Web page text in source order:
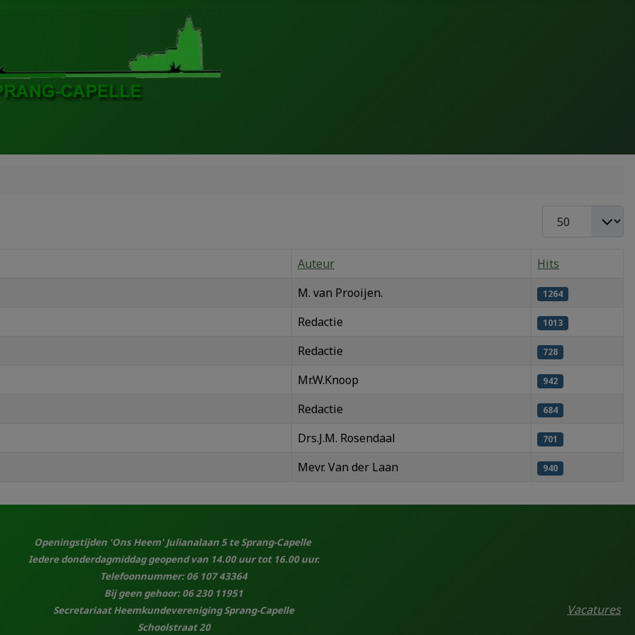
Auteur
Hits
M. van Prooijen. 1264
Redactie 1013
Redactie 728
Mr.W.Knoop 942
Redactie 684
Drs.J.M. Rosendaal 701
Mevr. Van der Laan 940
Openingstijden 'Ons Heem' Julianalaan 5 te Sprang-Capelle
Iedere donderdagmiddag geopend van 14.00 uur tot 16.00 uur.
Telefoonnummer: 06 107 43364
Bij geen gehoor: 06 230 11951
Secretariaat Heemkundevereniging Sprang-Capelle
Schoolstraat 20
Vacatures